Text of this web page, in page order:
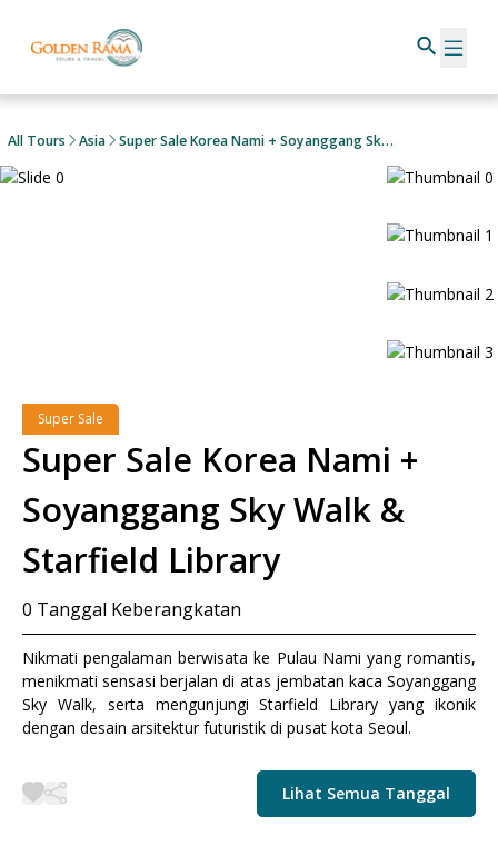
All Tours Asia Super Sale Korea Nami + Soyanggang Sky Walk & Starfield Library
Super Sale
Super Sale Korea Nami +
Soyanggang Sky Walk &
Starfield Library
0 Tanggal Keberangkatan
Nikmati pengalaman berwisata ke Pulau Nami yang romantis,
menikmati sensasi berjalan di atas jembatan kaca Soyanggang
Sky Walk, serta mengunjungi Starfield Library yang ikonik
dengan desain arsitektur futuristik di pusat kota Seoul.
Lihat Semua Tanggal